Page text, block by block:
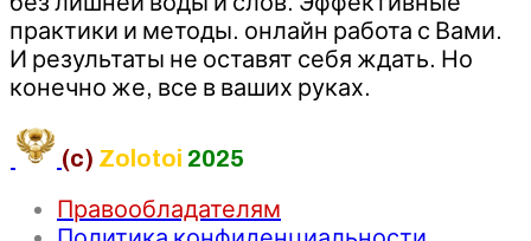
практики и методы. онлайн работа с Вами.
И результаты не оставят себя ждать. Но
конечно же, все в ваших руках.
(c) Zolotoi 2025
Правообладателям